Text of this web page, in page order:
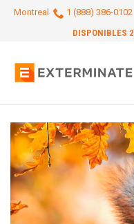
Montreal
1 (888) 386-0102
DISPONIBLES